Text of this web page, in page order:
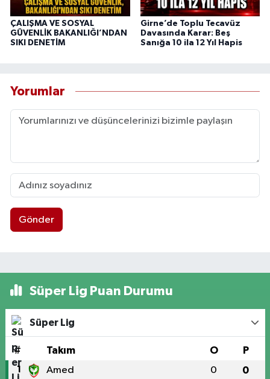
ÇALIŞMA VE SOSYAL
GÜVENLİK BAKANLIĞI’NDAN
SIKI DENETİM
Girne’de Toplu Tecavüz
Davasında Karar: Beş
Sanığa 10 ila 12 Yıl Hapis
Yorumlar
Gönder
Süper Lig Puan Durumu
Süper Lig
# Takım O P
1 Amed 0 0